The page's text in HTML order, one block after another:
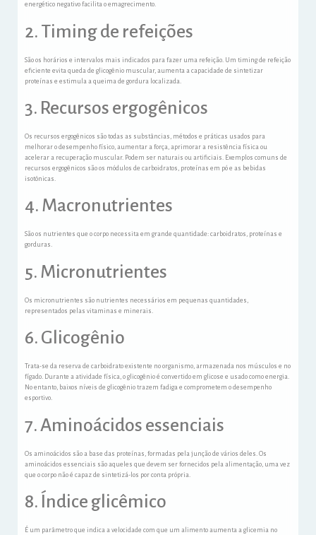
energético negativo facilita o emagrecimento.
2. Timing de refeições
São os horários e intervalos mais indicados para fazer uma refeição. Um timing de refeição
eficiente evita queda de glicogênio muscular, aumenta a capacidade de sintetizar
proteínas e estimula a queima de gordura localizada.
3. Recursos ergogênicos
Os recursos ergogênicos são todas as substâncias, métodos e práticas usados para
melhorar o desempenho físico, aumentar a força, aprimorar a resistência física ou
acelerar a recuperação muscular. Podem ser naturais ou artificiais. Exemplos comuns de
recursos ergogênicos são os módulos de carboidratos, proteínas em pó e as bebidas
isotônicas.
4. Macronutrientes
São os nutrientes que o corpo necessita em grande quantidade: carboidratos, proteínas e
gorduras.
5. Micronutrientes
Os micronutrientes são nutrientes necessários em pequenas quantidades,
representados pelas vitaminas e minerais.
6. Glicogênio
Trata-se da reserva de carboidrato existente no organismo, armazenada nos músculos e no
fígado. Durante a atividade física, o glicogênio é convertido em glicose e usado como energia.
No entanto, baixos níveis de glicogênio trazem fadiga e comprometem o desempenho
esportivo.
7. Aminoácidos essenciais
Os aminoácidos são a base das proteínas, formadas pela junção de vários deles. Os
aminoácidos essenciais são aqueles que devem ser fornecidos pela alimentação, uma vez
que o corpo não é capaz de sintetizá-los por conta própria.
8. Índice glicêmico
É um parâmetro que indica a velocidade com que um alimento aumenta a glicemia no